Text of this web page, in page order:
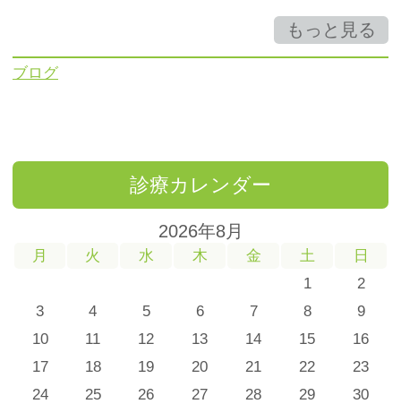
もっと見る
ブログ
診療カレンダー
2026年8月
月 火 水 木 金 土
日
1
2
3
4 5 6 7 8
9
10
11 12 13 14 15
16
17
18 19 20 21 22
23
24
25 26 27 28 29
30